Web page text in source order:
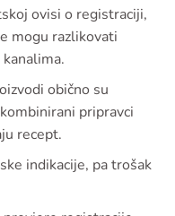
ovisi o registraciji,
mogu razlikovati
obično su
pripravci
recept.
indikacije, pa trošak